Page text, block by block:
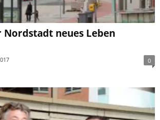
neues Leben
0